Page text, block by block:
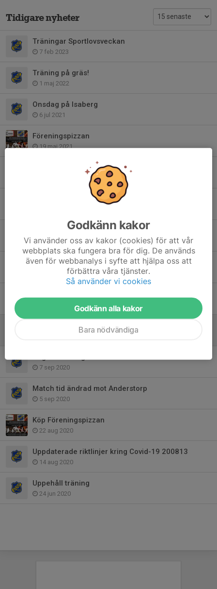
Tidigare nyheter
Träningar Sportlovsveckan
7 feb 2023
Träning på gräs!
1 maj 2022
Onsdag på Isaberg
6 jul 2021
Föreningspizzan
19 maj 2021
Direktiv från SmFF
Digital spelarutbildning för PF 13-16 år
Supercamp Ryttarvallen 2021
12 apr 2021
Nya Covidregler
13 jan 2021
Beställ GIS klubbkläder som Julklappar
7 sep 2020
Match tid ändrad mot Anderstorp
5 sep 2020
Köp Föreningspizzan
22 aug 2020
Uppdaterade riktlinjer kring Covid-19 200813
14 aug 2020
Uppehåll träning
24 jun 2020
Godkänn kakor
Vi använder oss av kakor (cookies) för att vår
webbplats ska fungera bra för dig. De används
även för webbanalys i syfte att hjälpa oss att
förbättra våra tjänster.
Så använder vi cookies
Godkänn alla kakor
Bara nödvändiga